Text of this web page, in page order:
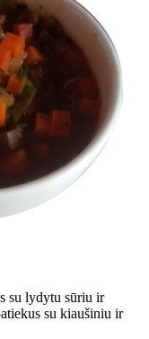
su lydytu sūriu ir
su kiaušiniu ir